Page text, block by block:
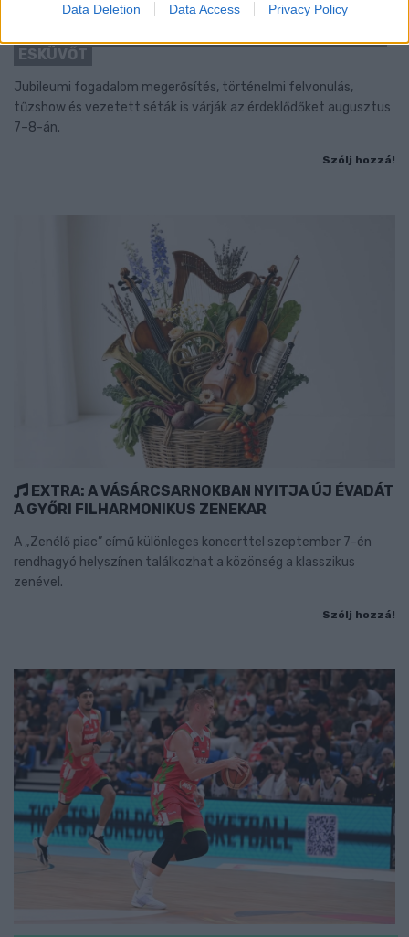
Data Deletion Data Access Privacy Policy
BAROKK POMPÁBA ÖLTÖZIK A BELVÁROS:
ESKÜVŐT
Jubileumi fogadalom megerősítés, történelmi felvonulás,
tűzshow és vezetett séták is várják az érdeklődőket augusztus
7–8-án.
Szólj hozzá!
EXTRA: A VÁSÁRCSARNOKBAN NYITJA ÚJ ÉVADÁT
A GYŐRI FILHARMONIKUS ZENEKAR
A „Zenélő piac” című különleges koncerttel szeptember 7-én
rendhagyó helyszínen találkozhat a közönség a klasszikus
zenével.
Szólj hozzá!